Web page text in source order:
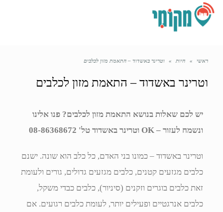
ראשי » חיות » וטרינר באשדוד – התאמת מזון לכלבים
וטרינר באשדוד – התאמת מזון לכלבים
יש לכם שאלות בנושא התאמת מזון לכלבים? פנו אלינו
ונשמח לעזור – OK וטרינר באשדוד טל' 08-86368672
וטרינר באשדוד – כמונו בני האדם, כל כלב הוא שונה. ישנם
כלבים מגזעים קטנים, כלבים מגזעים גדולים, גורים ולעומת
זאת כלבים בוגרים וזקנים (סיניור), כלבים כבדי משקל,
כלבים אנרגטיים ופעילים יותר, לעומת כלבים רגועים. אם